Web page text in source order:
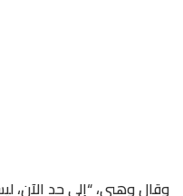
وقال وهبي، “إلى حد